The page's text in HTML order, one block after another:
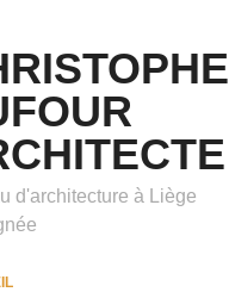
d'architecture à Liège